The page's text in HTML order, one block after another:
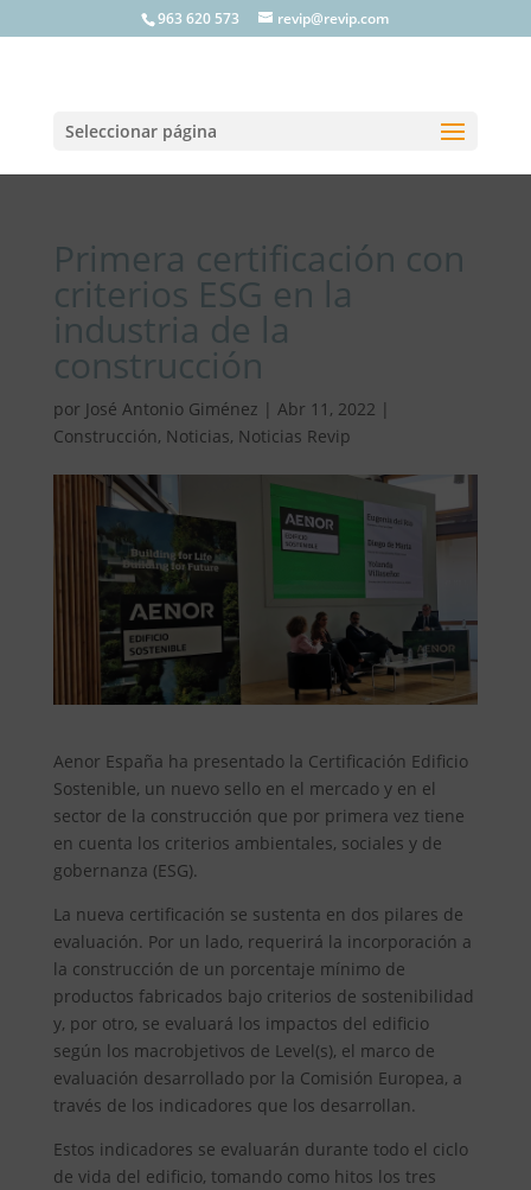
963 620 573 revip@revip.com
Seleccionar página
Primera certificación con
criterios ESG en la
industria de la
construcción
por José Antonio Giménez | Abr 11, 2022 |
Construcción, Noticias, Noticias Revip
Aenor España ha presentado la Certificación Edificio
Sostenible, un nuevo sello en el mercado y en el
sector de la construcción que por primera vez tiene
en cuenta los criterios ambientales, sociales y de
gobernanza (ESG).
La nueva certificación se sustenta en dos pilares de
evaluación. Por un lado, requerirá la incorporación a
la construcción de un porcentaje mínimo de
productos fabricados bajo criterios de sostenibilidad
y, por otro, se evaluará los impactos del edificio
según los macrobjetivos de Level(s), el marco de
evaluación desarrollado por la Comisión Europea, a
través de los indicadores que los desarrollan.
Estos indicadores se evaluarán durante todo el ciclo
de vida del edificio, tomando como hitos los tres